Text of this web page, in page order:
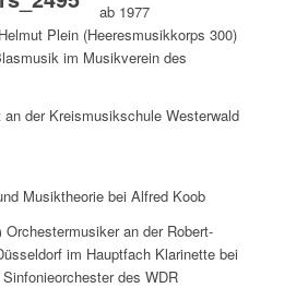
ab 1977
Plein (Heeresmusikkorps 300)
im Musikverein des
der Kreismusikschule Westerwald
Musiktheorie bei Alfred Koob
an der Robert-
im Hauptfach Klarinette bei
des WDR